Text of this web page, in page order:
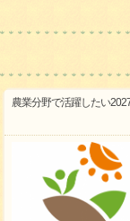
農業分野で活躍したい